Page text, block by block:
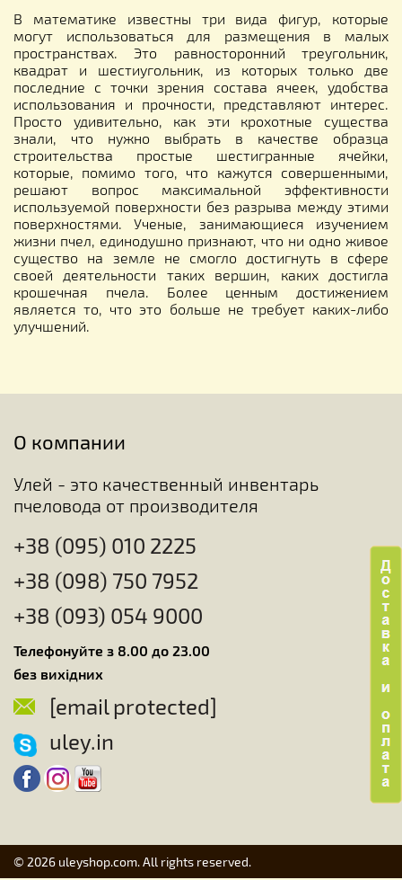
В математике известны три вида фигур, которые
могут использоваться для размещения в малых
пространствах. Это равносторонний треугольник,
квадрат и шестиугольник, из которых только две
последние с точки зрения состава ячеек, удобства
использования и прочности, представляют интерес.
Просто удивительно, как эти крохотные существа
знали, что нужно выбрать в качестве образца
строительства простые шестигранные ячейки,
которые, помимо того, что кажутся совершенными,
решают вопрос максимальной эффективности
используемой поверхности без разрыва между этими
поверхностями. Ученые, занимающиеся изучением
жизни пчел, единодушно признают, что ни одно живое
существо на земле не смогло достигнуть в сфере
своей деятельности таких вершин, каких достигла
крошечная пчела. Более ценным достижением
является то, что это больше не требует каких-либо
улучшений.
О компании
Улей - это качественный инвентарь
пчеловода от производителя
+38 (095) 010 2225
+38 (098) 750 7952
+38 (093) 054 9000
Телефонуйте з 8.00 до 23.00
без вихідних
[email protected]
uley.in
© 2026 uleyshop.com. All rights reserved.